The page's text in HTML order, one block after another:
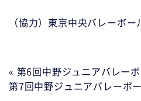
（協力）東京中央バレーボー
« 第6回中野ジュニアバレー
第7回中野ジュニアバレーボ